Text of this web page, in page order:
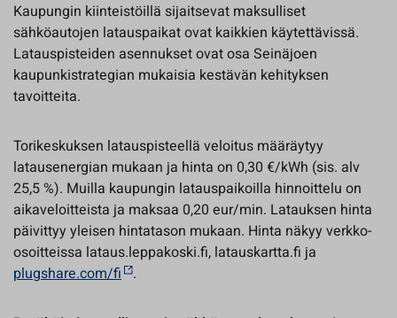
Kaupungin kiinteistöillä sijaitsevat maksulliset
sähköautojen latauspaikat ovat kaikkien käytettävissä.
Latauspisteiden asennukset ovat osa Seinäjoen
kaupunkistrategian mukaisia kestävän kehityksen
tavoitteita.
Torikeskuksen latauspisteellä veloitus määräytyy
latausenergian mukaan ja hinta on 0,30 €/kWh (sis. alv
25,5 %). Muilla kaupungin latauspaikoilla hinnoittelu on
aikaveloitteista ja maksaa 0,20 eur/min. Latauksen hinta
päivittyy yleisen hintatason mukaan. Hinta näkyy verkko-
osoitteissa lataus.leppakoski.fi, latauskartta.fi ja
plugshare.com/fi .